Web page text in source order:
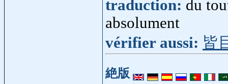
traduction: du
absolument
vérifier aussi: 皆
絶版